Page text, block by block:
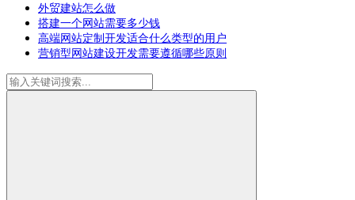
外贸建站怎么做
搭建一个网站需要多少钱
高端网站定制开发适合什么类型的用户
营销型网站建设开发需要遵循哪些原则